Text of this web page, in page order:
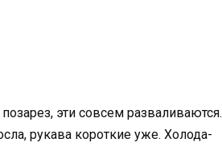
эти совсем разваливаются.
рукава короткие уже. Холода-